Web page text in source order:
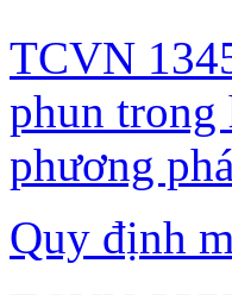
TCVN
phun trong
phương
Quy định